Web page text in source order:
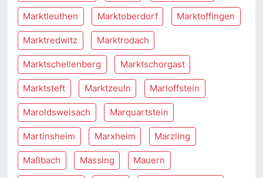
Marktleuthen Marktoberdorf Marktoffingen
Marktredwitz Marktrodach
Marktschellenberg Marktschorgast
Marktsteft Marktzeuln Marloffstein
Maroldsweisach Marquartstein
Martinsheim Marxheim Marzling
Maßbach Massing Mauern